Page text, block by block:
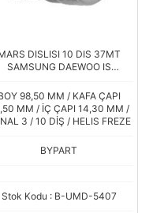
DISLISI 10 DIS 37MT
SAMSUNG DAEWOO IS
98,50 MM / KAFA ÇAPI
MM / İÇ ÇAPI 14,30 MM /
3 / 10 DİŞ / HELIS FREZE
BYPART
Stok Kodu : B-UMD-5407